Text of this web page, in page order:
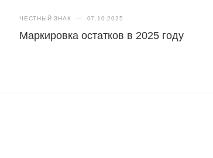
ЧЕСТНЫЙ ЗНАК — 07.10.2025
Маркировка остатков в 2025 году